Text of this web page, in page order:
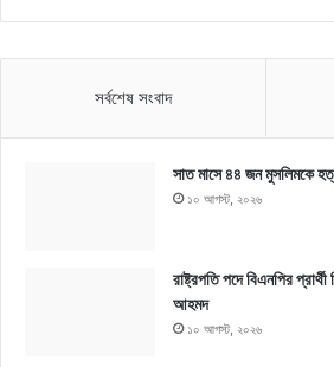
সর্বশেষ সংবাদ
সাত মাসে ৪৪ জন মুসলিমকে
১০ আগস্ট, ২০২৬
রাষ্ট্রপতি পদে বিএনপির
আহমদ
১০ আগস্ট, ২০২৬